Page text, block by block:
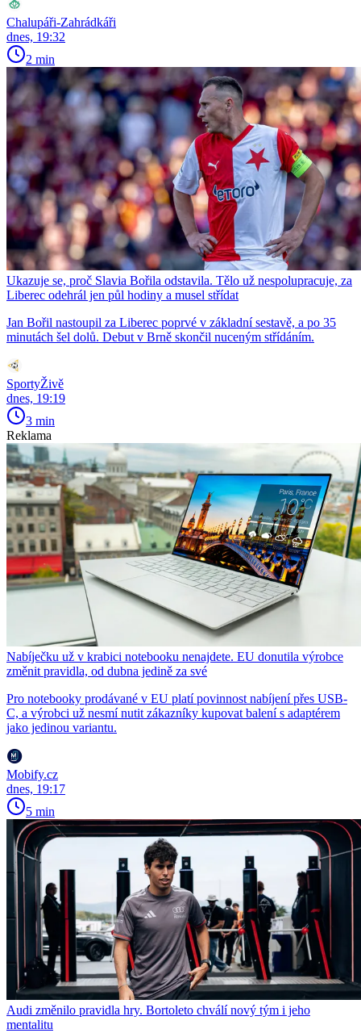
Chalupáři-Zahrádkáři
dnes, 19:32
2 min
Ukazuje se, proč Slavia Bořila odstavila. Tělo už nespolupracuje, za
Liberec odehrál jen půl hodiny a musel střídat
Jan Bořil nastoupil za Liberec poprvé v základní sestavě, a po 35
minutách šel dolů. Debut v Brně skončil nuceným střídáním.
SportyŽivě
dnes, 19:19
3 min
Reklama
Nabíječku už v krabici notebooku nenajdete. EU donutila výrobce
změnit pravidla, od dubna jedině za své
Pro notebooky prodávané v EU platí povinnost nabíjení přes USB-
C, a výrobci už nesmí nutit zákazníky kupovat balení s adaptérem
jako jedinou variantu.
Mobify.cz
dnes, 19:17
5 min
Audi změnilo pravidla hry. Bortoleto chválí nový tým i jeho
mentalitu